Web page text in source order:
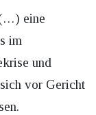
eine
im
und
vor Gericht